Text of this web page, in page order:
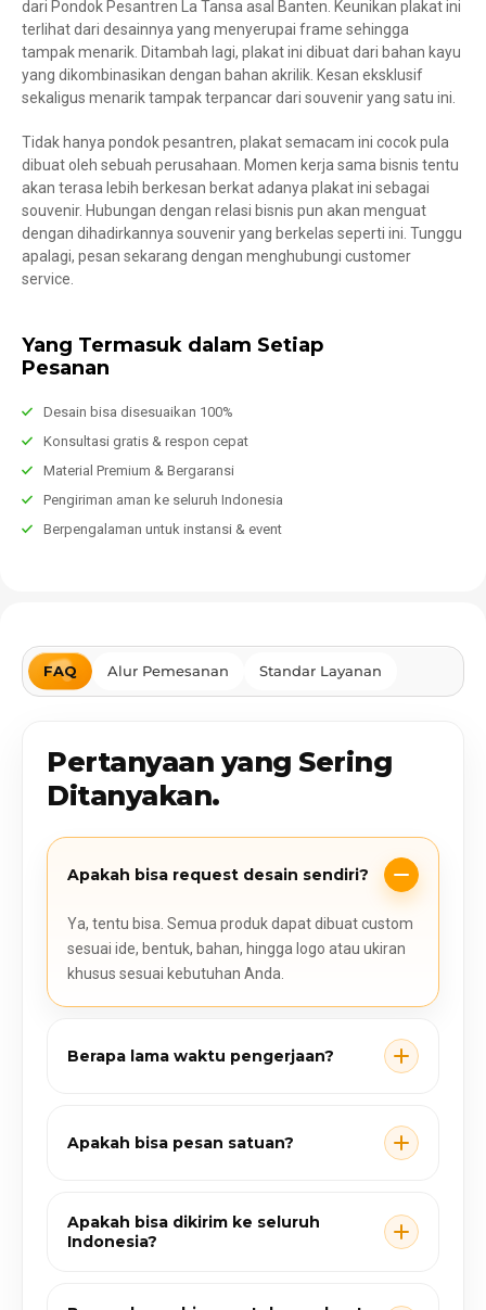
dari Pondok Pesantren La Tansa asal Banten. Keunikan plakat ini
terlihat dari desainnya yang menyerupai frame sehingga
tampak menarik. Ditambah lagi, plakat ini dibuat dari bahan kayu
yang dikombinasikan dengan bahan akrilik. Kesan eksklusif
sekaligus menarik tampak terpancar dari souvenir yang satu ini.
Tidak hanya pondok pesantren, plakat semacam ini cocok pula
dibuat oleh sebuah perusahaan. Momen kerja sama bisnis tentu
akan terasa lebih berkesan berkat adanya plakat ini sebagai
souvenir. Hubungan dengan relasi bisnis pun akan menguat
dengan dihadirkannya souvenir yang berkelas seperti ini. Tunggu
apalagi, pesan sekarang dengan menghubungi customer
service.
Yang Termasuk dalam Setiap
Pesanan
Desain bisa disesuaikan 100%
Konsultasi gratis & respon cepat
Material Premium & Bergaransi
Pengiriman aman ke seluruh Indonesia
Berpengalaman untuk instansi & event
FAQ Alur Pemesanan Standar Layanan
Pertanyaan yang Sering
Ditanyakan.
Apakah bisa request desain sendiri?
Ya, tentu bisa. Semua produk dapat dibuat custom
sesuai ide, bentuk, bahan, hingga logo atau ukiran
khusus sesuai kebutuhan Anda.
Berapa lama waktu pengerjaan?
Apakah bisa pesan satuan?
Apakah bisa dikirim ke seluruh
Indonesia?